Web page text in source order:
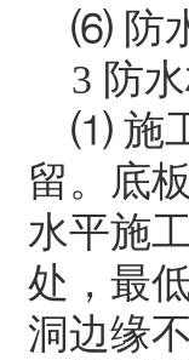
⑹ 防水
3 防水
⑴ 施工
留。底
水平施
处，最
洞边缘